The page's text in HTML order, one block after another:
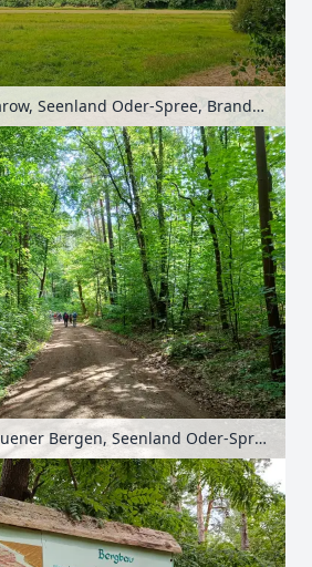
Wiesen bei Bad Saarow, Seenland Oder-Spree, Brandenburg, Deutschland
Waldweg in den Rauener Bergen, Seenland Oder-Spree, Brandenburg, Deutschland